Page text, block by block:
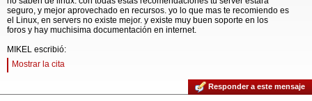
seguro, y mejor aprovechado en recursos. yo lo que mas te recomiendo es
el Linux, en servers no existe mejor. y existe muy buen soporte en los
foros y hay muchisima documentación en internet.
MIKEL escribió:
Mostrar la cita
Responder a este mensaje